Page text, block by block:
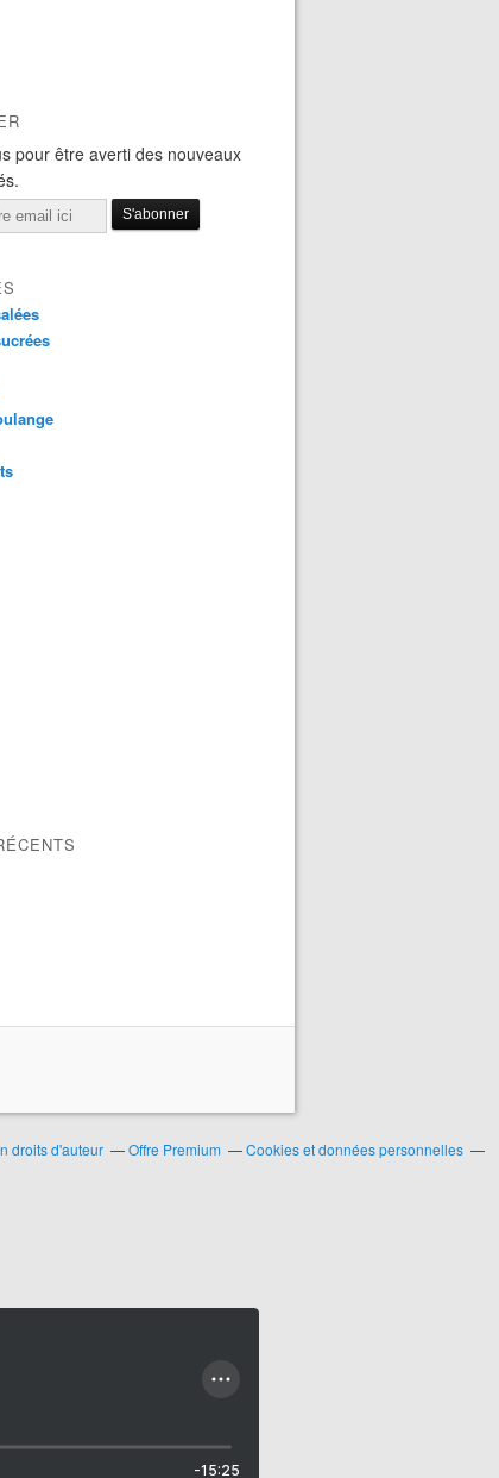
pour être averti des nouveaux
droits d'auteur Offre Premium
Cookies et données personnelles
-15:25